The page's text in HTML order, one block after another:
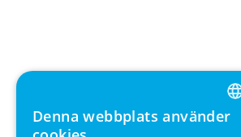
ENGLISH
Denna webbplats använder